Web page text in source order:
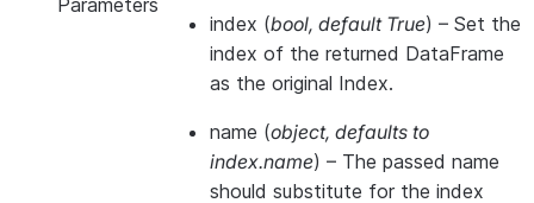
Parameters
index (bool, default True) – Set the
index of the returned DataFrame
as the original Index.
name (object, defaults to
index.name) – The passed name
should substitute for the index